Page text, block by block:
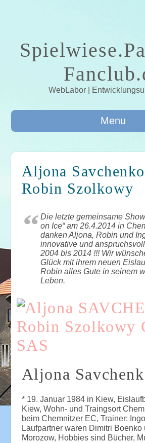
WebLabor |
Menu
Aljona
Robin Szolkowy
Die letzte gemeinsame
on Ice“ am 26.4.2014 in
danken Aljona, Robin und
innovative und
2004 bis 2014 !!! Wir
Glück mit ihrem neuen
Robin alles Gute in seinem
Leben.
Aljona
* 19. Januar 1984 in Kiew,
Kiew, Wohn- und Traingsort
beim Chemnitzer EC, Trainer:
Laufpartner waren Dimitri Boenko
Morozow, Hobbies sind Bücher,